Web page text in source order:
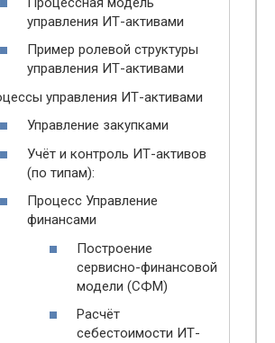
управления ИТ-активами
Пример ролевой структуры
управления ИТ-активами
управления ИТ-активами
Управление закупками
Учёт и контроль ИТ-активов
(по типам):
Процесс Управление
финансами
Построение
сервисно-финансовой
модели (СФМ)
Расчёт
себестоимости ИТ-